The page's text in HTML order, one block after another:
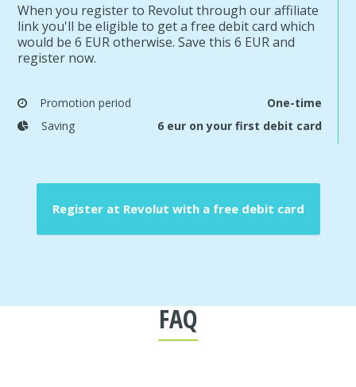
When you register to Revolut through our affiliate
link you'll be eligible to get a free debit card which
would be 6 EUR otherwise. Save this 6 EUR and
register now.
Promotion period
One-time
Saving
6 eur on your first debit card
Register at Revolut with a free debit card
FAQ